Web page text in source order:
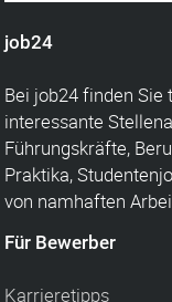
job24
Bei job24 finden
interessante
Führungskräfte,
Praktika,
von namhaften
Für Bewerber
Karrieretipps